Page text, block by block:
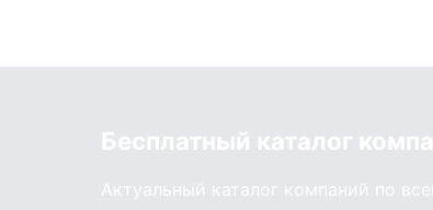
Бесплатный каталог
Актуальный каталог компаний по